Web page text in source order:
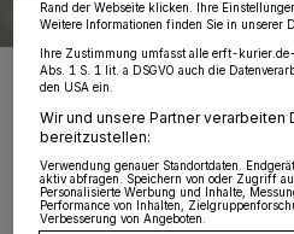
Nicole Meier und Torsten
Doppeldorf.
Foto: Krönchen´s Welt - Fotografie Stephanie
Rand der Webseite klicken. Ihre
Weitere Informationen finden Sie in unserer
Ihre Zustimmung umfasst alle erft-
Abs. 1 S. 1 lit. a DSGVO auch die
den USA ein.
Wir und unsere Partner verarbeiten
bereitzustellen:
Verwendung genauer Standortdaten.
aktiv abfragen. Speichern von oder Zugriff
Personalisierte Werbung und Inhalte,
Performance von Inhalten,
Verbesserung von Angeboten.